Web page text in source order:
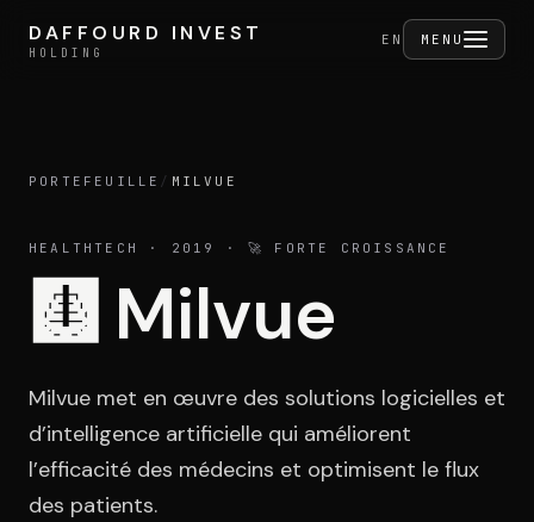
DAFFOURD INVEST
HOLDING
EN MENU
DAFFOURD INVEST
HOLDING
Portefeuille
Activités
PORTEFEUILLE / MILVUE
HEALTHTECH · 2019 · 🚀 FORTE CROISSANCE
🩻 Milvue
Milvue met en œuvre des solutions logicielles et
d’intelligence artificielle qui améliorent
l’efficacité des médecins et optimisent le flux
des patients.